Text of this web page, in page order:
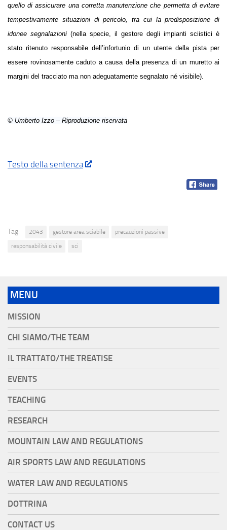
quello di assicurare una corretta manutenzione che permetta di evitare
tempestivamente situazioni di pericolo, tra cui la predisposizione di
idonee segnalazioni (nella specie, il gestore degli impianti sciistici è
stato ritenuto responsabile dell’infortunio di un utente della pista per
essere rovinosamente caduto a causa della presenza di un muretto ai
margini del tracciato ma non adeguatamente segnalato né visibile).
© Umberto Izzo – Riproduzione riservata
Testo della sentenza
Tag: 2043 gestore area sciabile
precauzioni passive
responsabilità civile
sci
MENU
MISSION
CHI SIAMO/THE TEAM
IL TRATTATO/THE TREATISE
EVENTS
TEACHING
RESEARCH
MOUNTAIN LAW AND REGULATIONS
AIR SPORTS LAW AND REGULATIONS
WATER LAW AND REGULATIONS
DOTTRINA
CONTACT US